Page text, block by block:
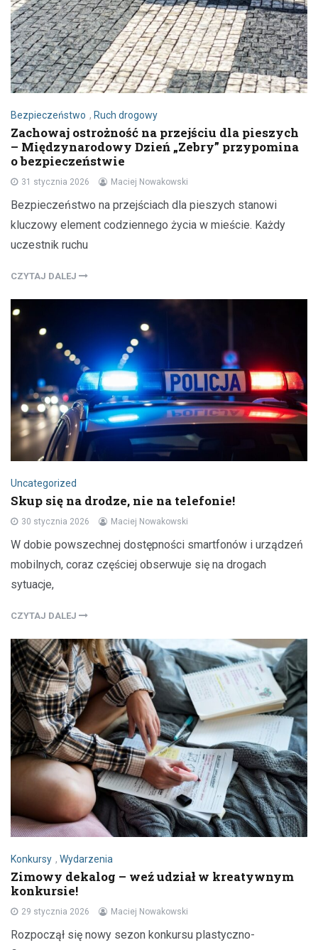
Bezpieczeństwo , Ruch drogowy
Zachowaj ostrożność na przejściu dla pieszych
– Międzynarodowy Dzień „Zebry” przypomina
o bezpieczeństwie
31 stycznia 2026 Maciej Nowakowski
Bezpieczeństwo na przejściach dla pieszych stanowi
kluczowy element codziennego życia w mieście. Każdy
uczestnik ruchu
CZYTAJ DALEJ
Uncategorized
Skup się na drodze, nie na telefonie!
30 stycznia 2026 Maciej Nowakowski
W dobie powszechnej dostępności smartfonów i urządzeń
mobilnych, coraz częściej obserwuje się na drogach
sytuacje,
CZYTAJ DALEJ
Konkursy , Wydarzenia
Zimowy dekalog – weź udział w kreatywnym
konkursie!
29 stycznia 2026 Maciej Nowakowski
Rozpoczął się nowy sezon konkursu plastyczno-